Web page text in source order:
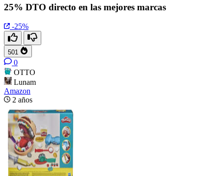
25% DTO directo en las mejores marcas
-25%
501
0
OTTO
Lunam
Amazon
2 años